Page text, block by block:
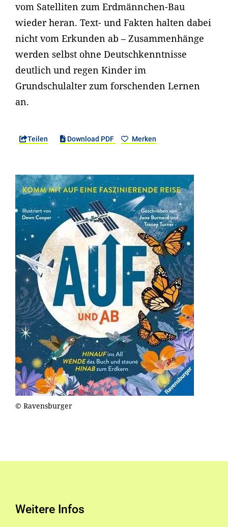
vom Satelliten zum Erdmännchen-Bau
wieder heran. Text- und Fakten halten dabei
nicht vom Erkunden ab – Zusammenhänge
werden selbst ohne Deutschkenntnisse
deutlich und regen Kinder im
Grundschulalter zum forschenden Lernen
an.
Teilen Download PDF Merken
© Ravensburger
Weitere Infos